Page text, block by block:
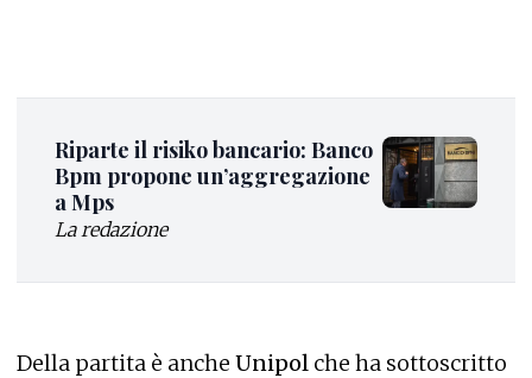
Riparte il risiko bancario: Banco
Bpm propone un’aggregazione
a Mps
La redazione
Della partita è anche Unipol che ha sottoscritto